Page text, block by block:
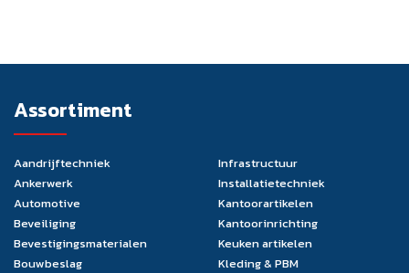
Assortiment
Aandrijftechniek
Ankerwerk
Automotive
Beveiliging
Bevestigingsmaterialen
Bouwbeslag
Infrastructuur
Installatietechniek
Kantoorartikelen
Kantoorinrichting
Keuken artikelen
Kleding & PBM